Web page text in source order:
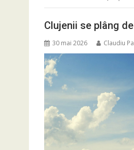
Clujenii se plâng
30 mai 2026 Claudiu